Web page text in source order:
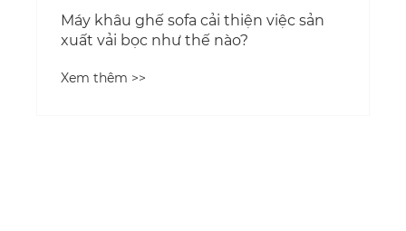
Máy khâu ghế sofa cải thiện việc sản
xuất vải bọc như thế nào?
Xem thêm >>